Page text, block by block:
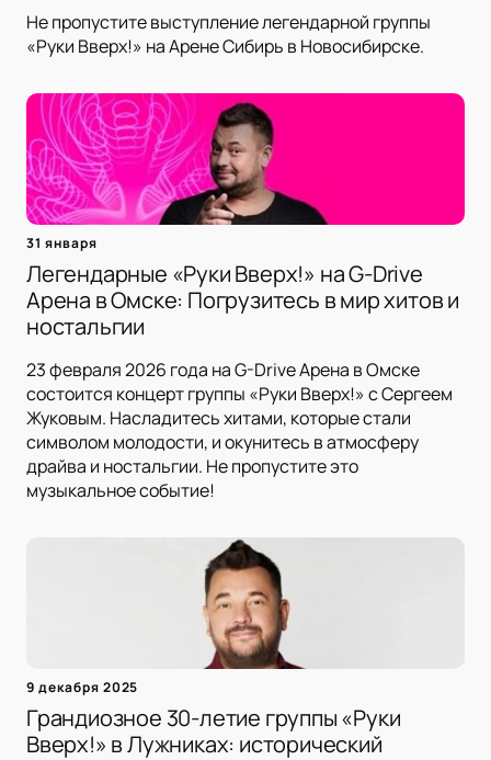
Не пропустите выступление легендарной группы
«Руки Вверх!» на Арене Сибирь в Новосибирске.
31 января
Легендарные «Руки Вверх!» на G-Drive
Арена в Омске: Погрузитесь в мир хитов и
ностальгии
23 февраля 2026 года на G-Drive Арена в Омске
состоится концерт группы «Руки Вверх!» с Сергеем
Жуковым. Насладитесь хитами, которые стали
символом молодости, и окунитесь в атмосферу
драйва и ностальгии. Не пропустите это
музыкальное событие!
9 декабря 2025
Грандиозное 30-летие группы «Руки
Вверх!» в Лужниках: исторический